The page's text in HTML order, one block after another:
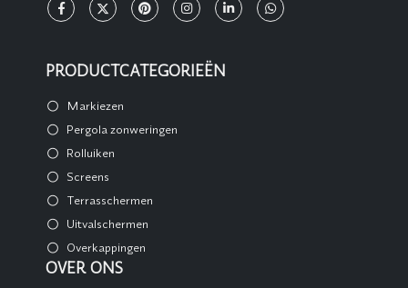
PRODUCTCATEGORIEËN
Markiezen
Pergola zonweringen
Rolluiken
Screens
Terrasschermen
Uitvalschermen
Overkappingen
OVER ONS